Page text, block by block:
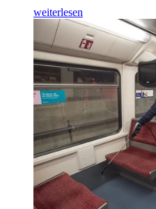
weiterlesen